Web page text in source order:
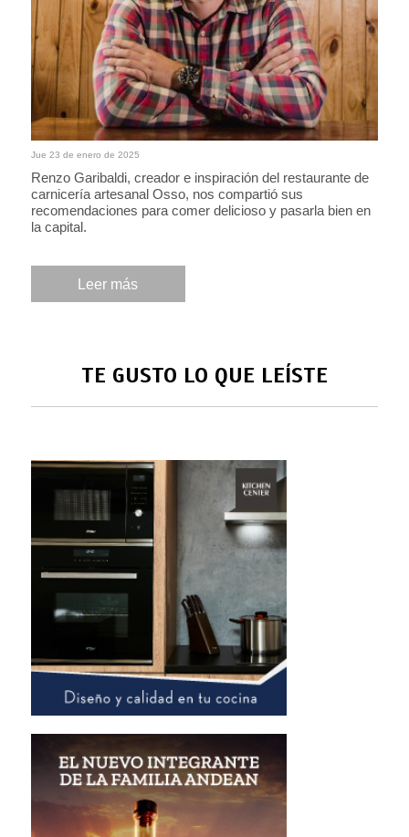
Jue 23 de enero de 2025
Renzo Garibaldi, creador e inspiración del restaurante de
carnicería artesanal Osso, nos compartió sus
recomendaciones para comer delicioso y pasarla bien en
la capital.
Leer más
TE GUSTO LO QUE LEÍSTE